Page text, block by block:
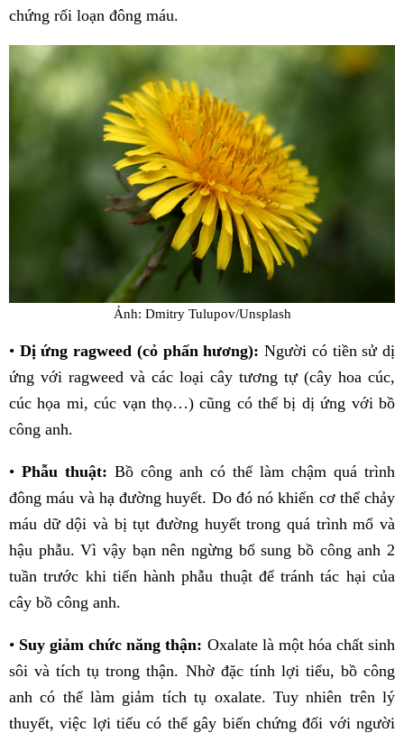
chứng rối loạn đông máu.
Ảnh: Dmitry Tulupov/Unsplash
• Dị ứng ragweed (cỏ phấn hương): Người có tiền sử dị
ứng với ragweed và các loại cây tương tự (cây hoa cúc,
cúc họa mi, cúc vạn thọ…) cũng có thể bị dị ứng với bồ
công anh.
• Phẫu thuật: Bồ công anh có thể làm chậm quá trình
đông máu và hạ đường huyết. Do đó nó khiến cơ thể chảy
máu dữ dội và bị tụt đường huyết trong quá trình mổ và
hậu phẫu. Vì vậy bạn nên ngừng bổ sung bồ công anh 2
tuần trước khi tiến hành phẫu thuật để tránh tác hại của
cây bồ công anh.
• Suy giảm chức năng thận: Oxalate là một hóa chất sinh
sôi và tích tụ trong thận. Nhờ đặc tính lợi tiểu, bồ công
anh có thể làm giảm tích tụ oxalate. Tuy nhiên trên lý
thuyết, việc lợi tiểu có thể gây biến chứng đối với người